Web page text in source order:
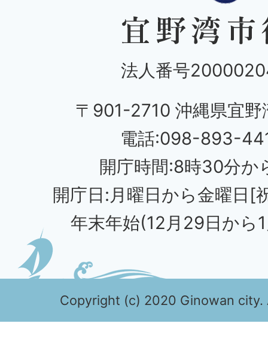
法人番号
〒901-2710 沖縄県宜野
電話:098-893-
開庁時間:8時30分か
開庁日:月曜日から金曜日[
年末年始(12月29日から
Copyright (c) 2020 Ginowan city.